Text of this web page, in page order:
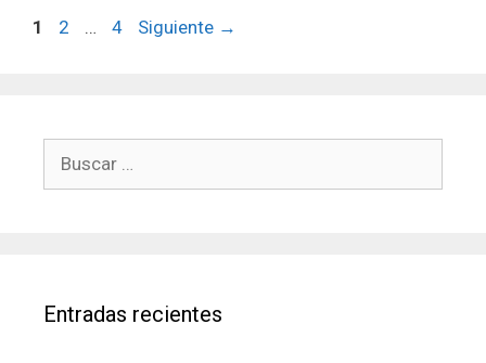
Página
1 Página
2 … Página
4 Siguiente →
Entradas recientes